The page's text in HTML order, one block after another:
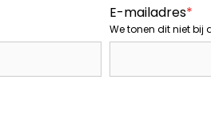
E-mailadres*
We tonen dit niet bij